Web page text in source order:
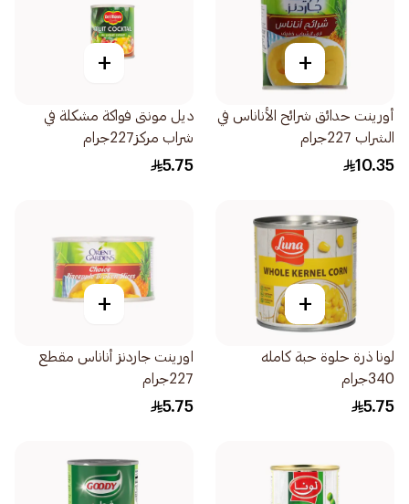
+
أورينت حدائق شرائح الأناناس في
الشراب 227جرام
10.35
+
ديل مونتى فواكة مشكلة في
شراب مركز227جرام
5.75
+
لونا ذرة حلوة حبة كامله
340جرام
5.75
+
اورينت جاردنز أناناس مقطع
227جرام
5.75